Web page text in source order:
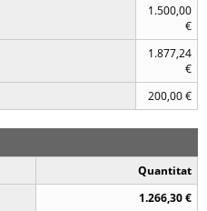
1.500,00
€
1.877,24
€
200,00 €
Quantitat
1.266,30 €